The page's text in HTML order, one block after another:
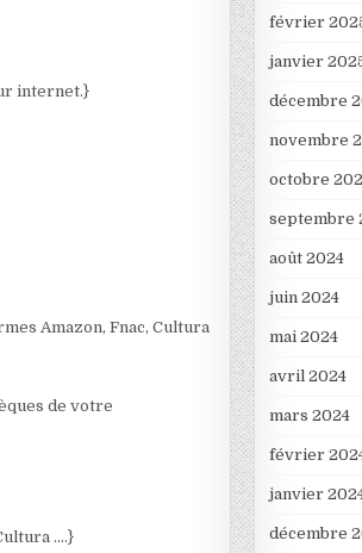
internet.}
Amazon, Fnac, Cultura
de votre
….}
février
janvier
décembre
novembre
octobre
septembre
août 2024
juin 2024
mai 2024
avril 2024
mars 2024
février
janvier
décembre